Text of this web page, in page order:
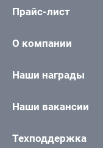
Прайс-лист
О компании
Наши награды
Наши вакансии
Техподдержка